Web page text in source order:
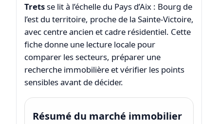
Tretsse lit à l’échelle du Pays d’Aix : Bourg de
l’est du territoire, proche de la Sainte-Victoire,
avec centre ancien et cadre résidentiel. Cette
fiche donne une lecture locale pour
comparer les secteurs, préparer une
recherche immobilière et vérifier les points
sensibles avant de décider.
Résumé du marché immobilier